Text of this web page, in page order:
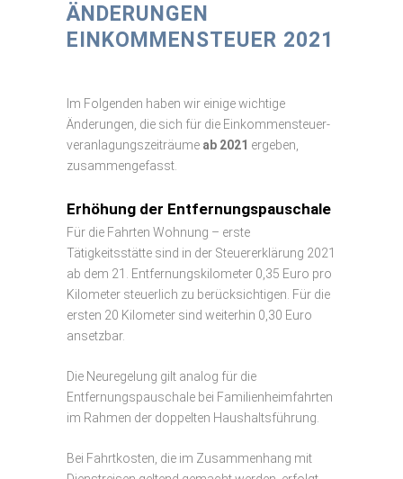
ÄNDERUNGEN
EINKOMMENSTEUER 2021
Im Folgenden haben wir einige wichtige
Änderungen, die sich für die Einkommensteuer-
veranlagungszeiträume ab 2021 ergeben,
zusammengefasst.
Erhöhung der Entfernungspauschale
Für die Fahrten Wohnung – erste
Tätigkeitsstätte sind in der Steuererklärung 2021
ab dem 21. Entfernungskilometer 0,35 Euro pro
Kilometer steuerlich zu berücksichtigen. Für die
ersten 20 Kilometer sind weiterhin 0,30 Euro
ansetzbar.
Die Neuregelung gilt analog für die
Entfernungspauschale bei Familienheimfahrten
im Rahmen der doppelten Haushaltsführung.
Bei Fahrtkosten, die im Zusammenhang mit